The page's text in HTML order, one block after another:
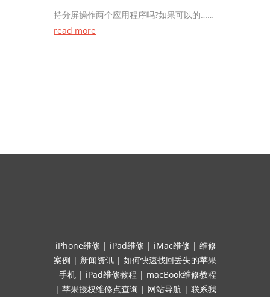
持分屏操作两个应用程序吗?如果可以的……
read more
iPhone维修 | iPad维修 | iMac维修 | 维修
案例 | 新闻资讯 | 如何快速找回丢失的苹果
手机 | iPad维修教程 | macBook维修教程
| 苹果授权维修点查询 | 网站导航 | 联系我